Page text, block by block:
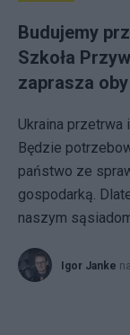
Budujemy
Szkoła
zaprasza oby
Ukraina przetrwa
Będzie
państwo ze
gospodarką.
naszym
Igor Janke